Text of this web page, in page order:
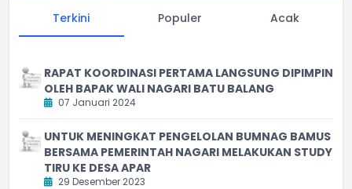
Terkini Populer Acak
RAPAT KOORDINASI PERTAMA LANGSUNG DIPIMPIN
OLEH BAPAK WALI NAGARI BATU BALANG
07 Januari 2024
UNTUK MENINGKAT PENGELOLAN BUMNAG BAMUS
BERSAMA PEMERINTAH NAGARI MELAKUKAN STUDY
TIRU KE DESA APAR
29 Desember 2023